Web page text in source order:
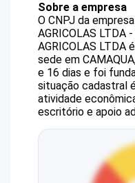
Sobre a empresa
O CNPJ da empresa
AGRICOLAS LTDA
AGRICOLAS LTDA é
sede em
e 16 dias e foi
situação cadastral
atividade
escritório e apoio